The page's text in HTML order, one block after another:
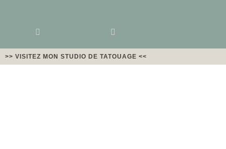
>> VISITEZ MON STUDIO DE TATOUAGE <<